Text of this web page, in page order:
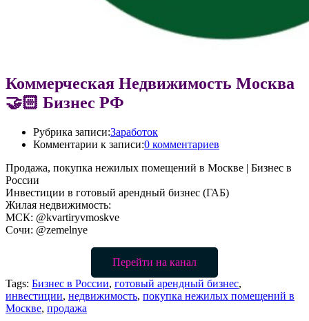
Коммерческая Недвижимость Москва
🤝🏻 Бизнес РФ
Рубрика записи:Заработок
Комментарии к записи:0 комментариев
Продажа, покупка нежилых помещений в Москве | Бизнес в
России
Инвестиции в готовый арендный бизнес (ГАБ)
Жилая недвижимость:
МСК: @kvartiryvmoskve
Сочи: @zemelnye
Перейти на канал
Tags: Бизнес в России, готовый арендный бизнес,
инвестиции, недвижимость, покупка нежилых помещений в
Москве, продажа